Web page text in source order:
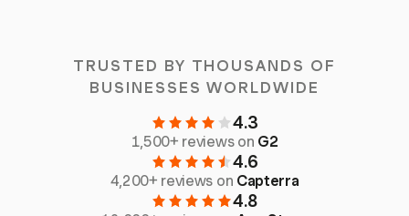
TRUSTED BY THOUSANDS OF
BUSINESSES WORLDWIDE
4.3
1,500+ reviews on G2
4.6
4,200+ reviews on Capterra
4.8